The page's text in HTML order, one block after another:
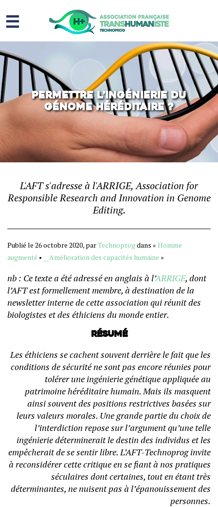
☰
Homme augmenté
Immortalité ?
Question sociale
Risques
L’association
Contact
Permettre l’ingénierie du
génome héréditaire ?
L'AFT s'adresse à l'ARRIGE, Association for
Responsible Research and Innovation in Genome
Editing.
Publié le 26 octobre 2020, parTechnoprogdans « Homme
augmenté • __Amélioration des capacités humaine »
nb : Ce texte a été adressé en anglais à l’ARRIGE, dont
l’AFT est formellement membre, à destination de la
newsletter interne de cette association qui réunit des
biologistes et des éthiciens du monde entier.
Résumé
Les éthiciens se cachent souvent derrière le fait que les
conditions de sécurité ne sont pas encore réunies pour
tolérer une ingénierie génétique appliquée au
patrimoine héréditaire humain. Mais ils masquent
ainsi souvent des positions restrictives basées sur
leurs valeurs morales. Une grande partie du choix de
l’interdiction repose sur l’argument qu’une telle
ingénierie déterminerait le destin des individus et les
empêcherait de se sentir libre. L’AFT-Technoprog invite
à reconsidérer cette critique en se fiant à nos pratiques
séculaires dont certaines, tout en étant très
déterminantes, ne nuisent pas à l’épanouissement des
personnes.